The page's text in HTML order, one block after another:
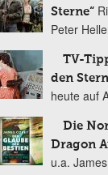
Sterne“
Peter
TV-
den
heute auf
Die
Dragon
u.a.